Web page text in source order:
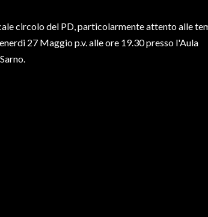
circolo del PD, particolarmente attento alle
27 Maggio p.v. alle ore 19.30 presso l'Aula